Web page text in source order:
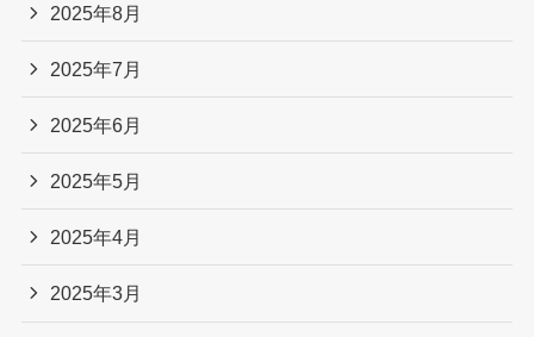
2025年8月
2025年7月
2025年6月
2025年5月
2025年4月
2025年3月